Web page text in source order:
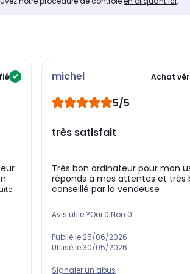
michel Achat
5/5
très satisfait
Très bon ordinateur pour mon
réponds à mes attentes et très
conseillé par la vendeuse
Avis utile ?Oui 0|Non 0
Publié le 25/06/2026
Utilisé le30/05/2026
Signaler un abus